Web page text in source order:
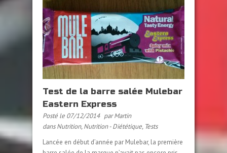
Test de la barre salée Mulebar
Eastern Express
Posté le 07/12/2014 par Martin
dansNutrition,Nutrition - Diététique, Tests
Lancée en début d’année par Mulebar, la première